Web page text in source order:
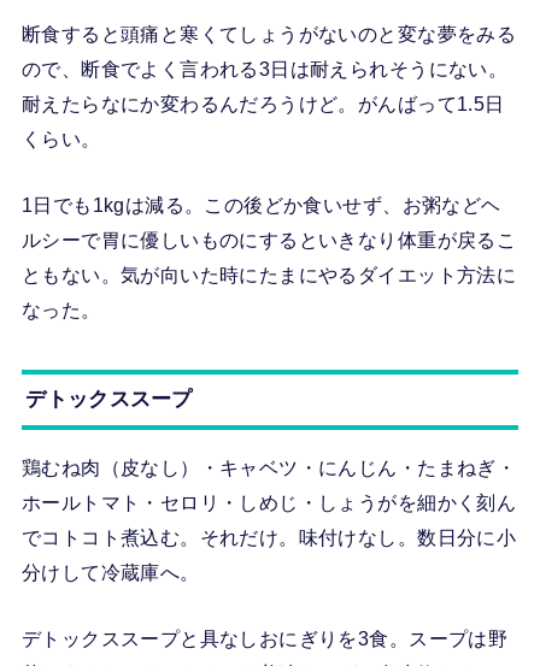
断食すると頭痛と寒くてしょうがないのと変な夢をみる
ので、断食でよく言われる3日は耐えられそうにない。
耐えたらなにか変わるんだろうけど。がんばって1.5日
くらい。
1日でも1kgは減る。この後どか食いせず、お粥などヘ
ルシーで胃に優しいものにするといきなり体重が戻るこ
ともない。気が向いた時にたまにやるダイエット方法に
なった。
デトックススープ
鶏むね肉（皮なし）・キャベツ・にんじん・たまねぎ・
ホールトマト・セロリ・しめじ・しょうがを細かく刻ん
でコトコト煮込む。それだけ。味付けなし。数日分に小
分けして冷蔵庫へ。
デトックススープと具なしおにぎりを3食。スープは野